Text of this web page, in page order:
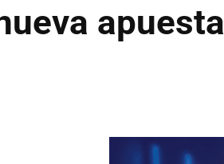
apuesta